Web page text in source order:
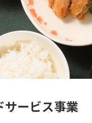
サービス事業